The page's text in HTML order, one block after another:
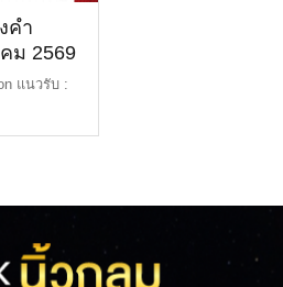
คำ
ม 2569
แนวรับ :